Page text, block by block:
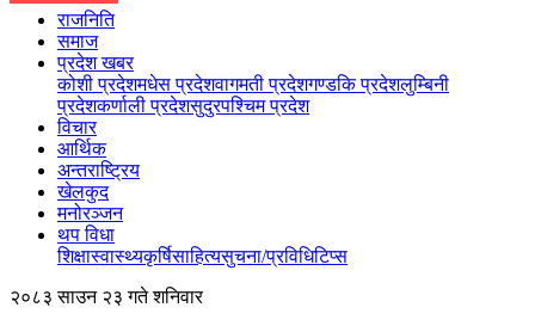
राजनिति
समाज
प्रदेश खबर
कोशी प्रदेशमधेस प्रदेशवागमती प्रदेशगण्डकि प्रदेशलुम्बिनी
प्रदेशकर्णाली प्रदेशसुदुरपश्चिम प्रदेश
विचार
आर्थिक
अन्तराष्ट्रिय
खेलकुद
मनोरञ्जन
थप विधा
शिक्षास्वास्थ्यकृर्षिसाहित्यसुचना/प्रविधिटिप्स
२०८३ साउन २३ गते शनिवार